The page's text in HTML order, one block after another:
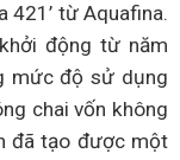
421’ từ Aquafina.
động từ năm
mức độ sử dụng
chai vốn không
đã tạo được một